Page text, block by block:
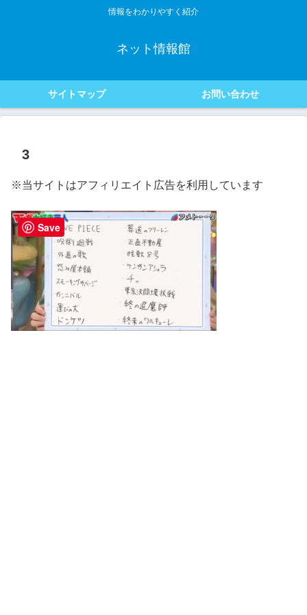
情報をわかりやすく紹介
ネット情報館
サイトマップ お問い合わせ
3
※当サイトはアフィリエイト広告を利用しています
Save